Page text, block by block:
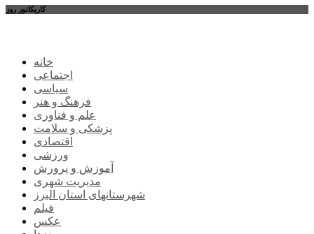
کاریکاتور روز
خانه
اجتماعی
سیاسی
فرهنگ و هنر
علم و فناوری
پزشکی و سلامت
اقتصادی
ورزشی
آموزش و پرورش
مدیریت شهری
شهرستانهای استان البرز
فیلم
عکس